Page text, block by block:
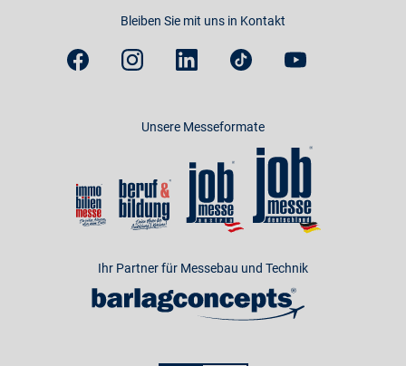
Bleiben Sie mit uns in Kontakt
Unsere Messeformate
Ihr Partner für Messebau und Technik